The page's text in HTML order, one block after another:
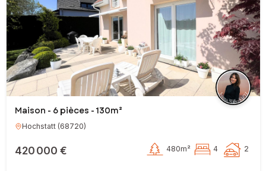
Maison - 6 pièces - 130m²
Hochstatt(68720)
420 000 € 480m² 4 2